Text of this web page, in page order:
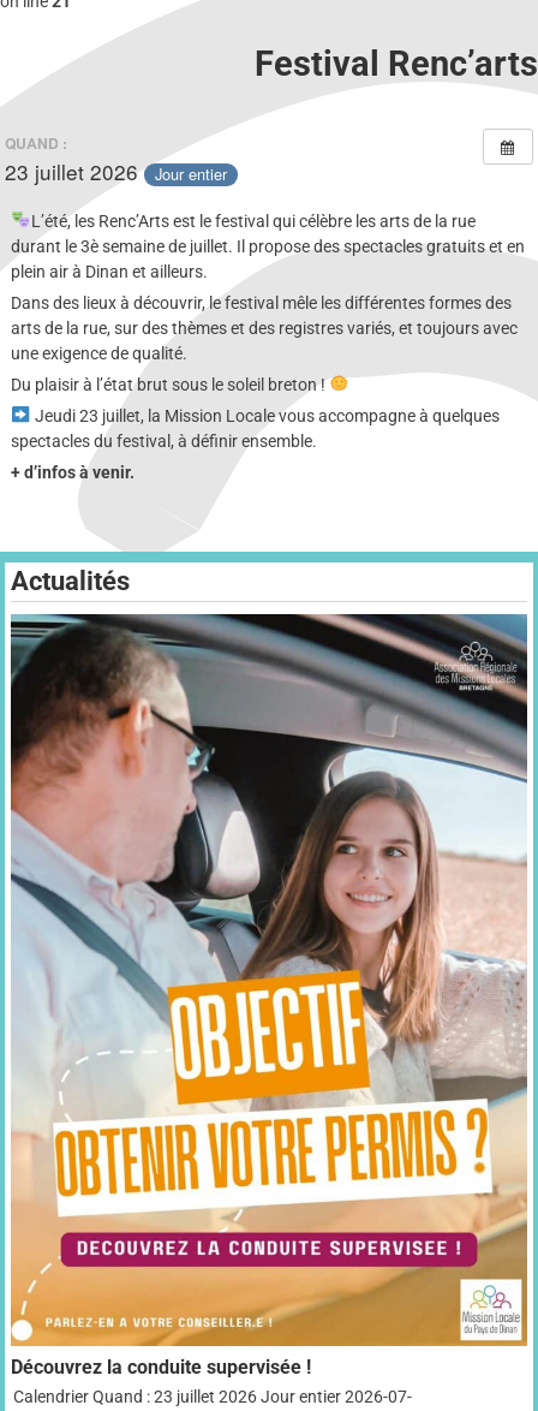
Festival Renc’arts
QUAND :
23 juillet 2026 Jour entier
L’été, les Renc’Arts est le festival qui célèbre les arts de la rue
durant le 3è semaine de juillet. Il propose des spectacles gratuits et en
plein air à Dinan et ailleurs.
Dans des lieux à découvrir, le festival mêle les différentes formes des
arts de la rue, sur des thèmes et des registres variés, et toujours avec
une exigence de qualité.
Du plaisir à l’état brut sous le soleil breton !
Jeudi 23 juillet, la Mission Locale vous accompagne à quelques
spectacles du festival, à définir ensemble.
+ d’infos à venir.
Actualités
Découvrez la conduite supervisée !
Calendrier Quand : 23 juillet 2026 Jour entier 2026-07-